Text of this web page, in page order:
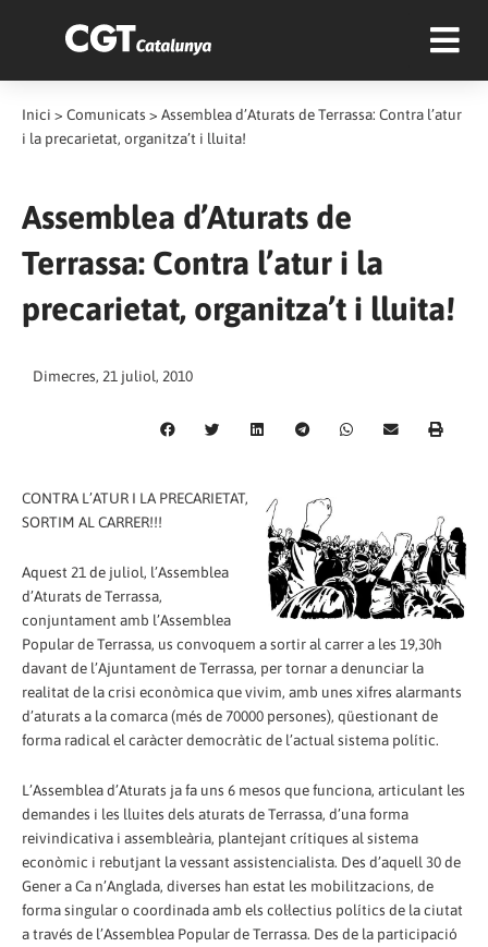
Inici > Comunicats > Assemblea d’Aturats de Terrassa: Contra l’atur
i la precarietat, organitza’t i lluita!
Assemblea d’Aturats de
Terrassa: Contra l’atur i la
precarietat, organitza’t i lluita!
Dimecres, 21 juliol, 2010
CONTRA L’ATUR I LA PRECARIETAT,
SORTIM AL CARRER!!!
Aquest 21 de juliol, l’Assemblea
d’Aturats de Terrassa,
conjuntament amb l’Assemblea
Popular de Terrassa, us convoquem a sortir al carrer a les 19,30h
davant de l’Ajuntament de Terrassa, per tornar a denunciar la
realitat de la crisi econòmica que vivim, amb unes xifres alarmants
d’aturats a la comarca (més de 70000 persones), qüestionant de
forma radical el caràcter democràtic de l’actual sistema polític.
L’Assemblea d’Aturats ja fa uns 6 mesos que funciona, articulant les
demandes i les lluites dels aturats de Terrassa, d’una forma
reivindicativa i assembleària, plantejant crítiques al sistema
econòmic i rebutjant la vessant assistencialista. Des d’aquell 30 de
Gener a Ca n’Anglada, diverses han estat les mobilitzacions, de
forma singular o coordinada amb els col·lectius polítics de la ciutat
a través de l’Assemblea Popular de Terrassa. Des de la participació